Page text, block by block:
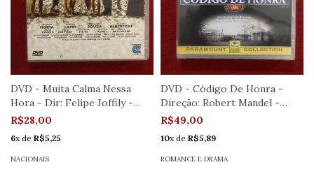
DVD - Muita Calma Nessa
Hora - Dir: Felipe Joffily -
Seminov
R$28,00
6x de R$5,25
NACIONAIS
DVD - Código De Honra -
Direção: Robert Mandel -
Novo
R$49,00
10x de R$5,89
ROMANCE E DRAMA